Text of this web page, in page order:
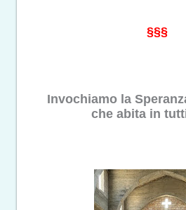
§§§
Invochiamo la
che abita in